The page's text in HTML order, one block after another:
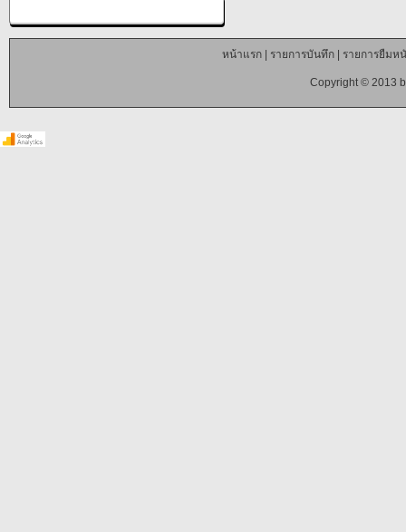
หน้าแรก| รายการบันทึก| รายการยืมห
Copyright © 2013